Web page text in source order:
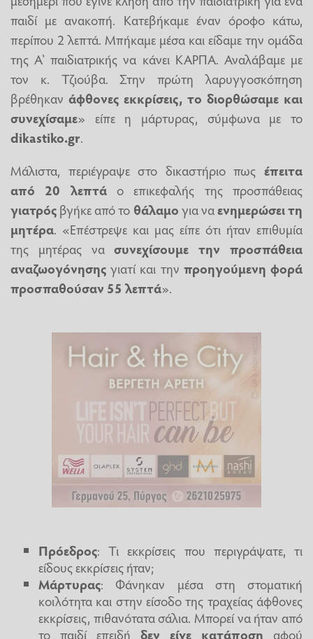
παιδί με ανακοπή. Κατεβήκαμε έναν όροφο κάτω,
περίπου 2 λεπτά. Μπήκαμε μέσα και είδαμε την ομάδα
της Α’ παιδιατρικής να κάνει ΚΑΡΠΑ. Αναλάβαμε με
τον κ. Τζιούβα. Στην πρώτη λαρυγγοσκόπηση
βρέθηκαν άφθονες εκκρίσεις, το διορθώσαμε και
συνεχίσαμε» είπε η μάρτυρας, σύμφωνα με το
dikastiko.gr.
Μάλιστα, περιέγραψε στο δικαστήριο πως έπειτα
από 20 λεπτάο επικεφαλής της προσπάθειας
γιατρόςβγήκε από το θάλαμογια ναενημερώσει τη
μητέρα. «Επέστρεψε και μας είπε ότι ήταν επιθυμία
της μητέρας νασυνεχίσουμε την προσπάθεια
αναζωογόνησης γιατί και την προηγούμενη φορά
προσπαθούσαν 55 λεπτά».
Πρόεδρος: Τι εκκρίσεις που περιγράψατε, τι
είδους εκκρίσεις ήταν;
Μάρτυρας: Φάνηκαν μέσα στη στοματική
κοιλότητα και στην είσοδο της τραχείας άφθονες
εκκρίσεις, πιθανότατα σάλια. Μπορεί να ήταν από
το παιδί επειδή δεν είχε κατάποση αφού